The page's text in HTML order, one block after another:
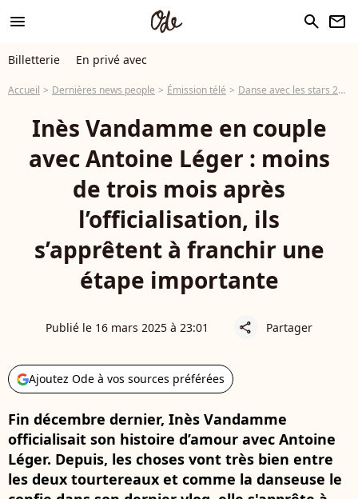
menu search newsletter
Billetterie En privé avec
Accueil Dernières news people Émission télé Danse avec les stars 2026
Inès Vandamme en couple
avec Antoine Léger : moins
de trois mois après
l’officialisation, ils
s’apprêtent à franchir une
étape importante
Publié le 16 mars 2025 à 23:01 share Partager
Ajoutez Ode à vos sources préférées
Fin décembre dernier, Inès Vandamme
officialisait son histoire d’amour avec Antoine
Léger. Depuis, les choses vont très bien entre
les deux tourtereaux et comme la danseuse le